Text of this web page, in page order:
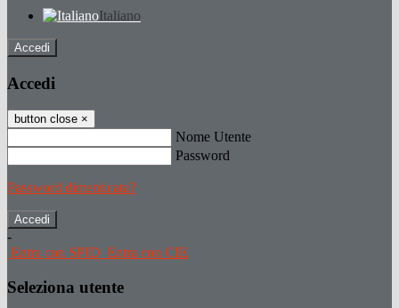
Italiano
Accedi
Accedi
button close ×
Nome Utente
Password
Password dimenticata?
-
Entra con SPID Entra con CIE
Seleziona utente